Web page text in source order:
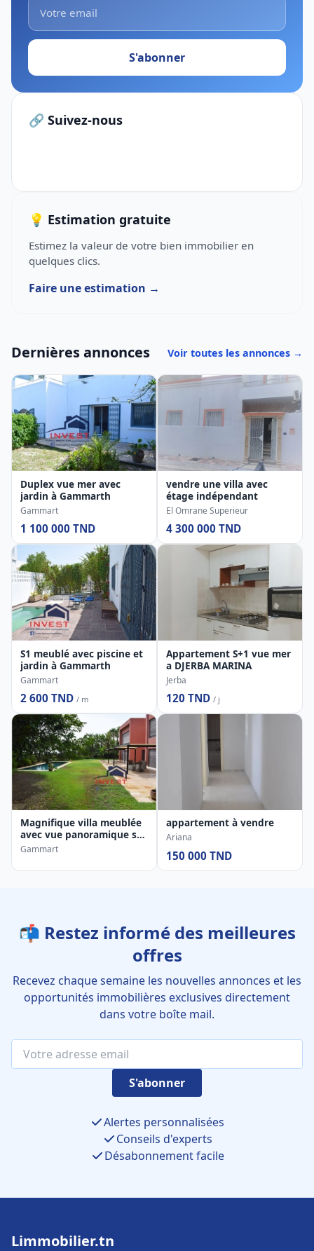
S'abonner
🔗 Suivez-nous
💡 Estimation gratuite
Estimez la valeur de votre bien immobilier en
quelques clics.
Faire une estimation →
Dernières annonces Voir toutes les annonces →
Duplex vue mer avec
jardin à Gammarth
Gammart
1 100 000 TND
vendre une villa avec
étage indépendant
El Omrane Superieur
4 300 000 TND
S1 meublé avec piscine et
jardin à Gammarth
Gammart
2 600 TND / m
Appartement S+1 vue mer
a DJERBA MARINA
Jerba
120 TND / j
Magnifique villa meublée
avec vue panoramique sur
le Golf de Gammarth
Gammart
appartement à vendre
Ariana
150 000 TND
📬 Restez informé des meilleures
offres
Recevez chaque semaine les nouvelles annonces et les
opportunités immobilières exclusives directement
dans votre boîte mail.
S'abonner
Alertes personnalisées
Conseils d'experts
Désabonnement facile
Limmobilier.tn